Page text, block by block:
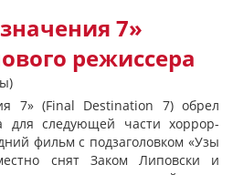
7»
режиссера
7» (Final Destination 7) обрел
для следующей части хоррор-
фильм с подзаголовком «Узы
снят Заком Липовски и